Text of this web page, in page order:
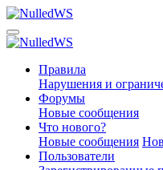
Правила
Нарушения и
Форумы
Новые сообщения
Что нового?
Новые сообщения
Пользователи